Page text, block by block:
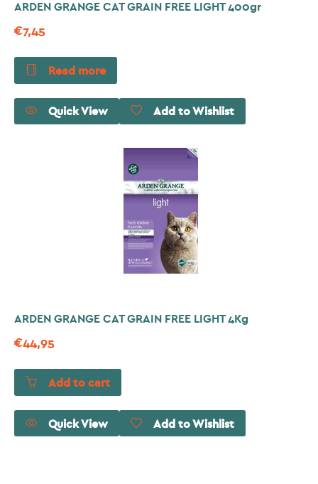
ARDEN GRANGE CAT GRAIN FREE LIGHT 400gr
€7,45
Read more
Quick View Add to Wishlist
ARDEN GRANGE CAT GRAIN FREE LIGHT 4Kg
€44,95
Add to cart
Quick View Add to Wishlist